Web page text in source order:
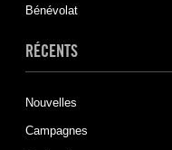
Bénévolat
RÉCENTS
Nouvelles
Campagnes